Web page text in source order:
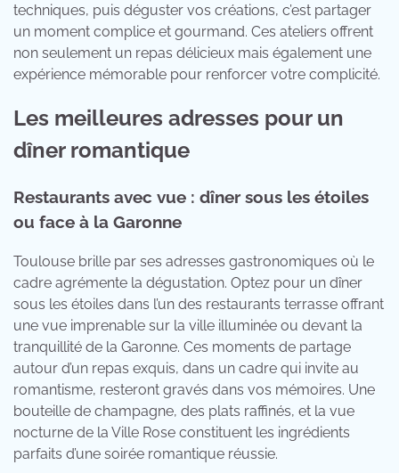
techniques, puis déguster vos créations, c’est partager
un moment complice et gourmand. Ces ateliers offrent
non seulement un repas délicieux mais également une
expérience mémorable pour renforcer votre complicité.
Les meilleures adresses pour un
dîner romantique
Restaurants avec vue : dîner sous les étoiles
ou face à la Garonne
Toulouse brille par ses adresses gastronomiques où le
cadre agrémente la dégustation. Optez pour un dîner
sous les étoiles dans l’un des restaurants terrasse offrant
une vue imprenable sur la ville illuminée ou devant la
tranquillité de la Garonne. Ces moments de partage
autour d’un repas exquis, dans un cadre qui invite au
romantisme, resteront gravés dans vos mémoires. Une
bouteille de champagne, des plats raffinés, et la vue
nocturne de la Ville Rose constituent les ingrédients
parfaits d’une soirée romantique réussie.